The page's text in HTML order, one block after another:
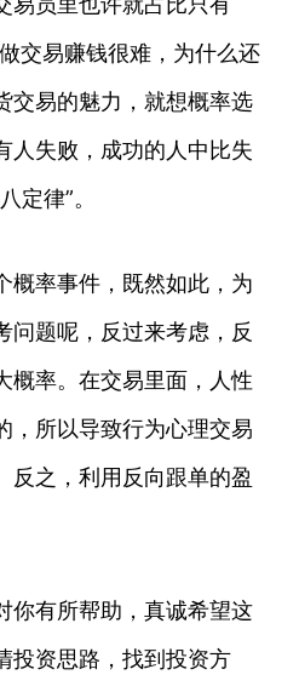
交易赚钱很难，为什么还
交易的魅力，就想概率选
人失败，成功的人中比失
定律”。
概率事件，既然如此，为
问题呢，反过来考虑，反
概率。在交易里面，人性
，所以导致行为心理交易
反之，利用反向跟单的盈
你有所帮助，真诚希望这
投资思路，找到投资方